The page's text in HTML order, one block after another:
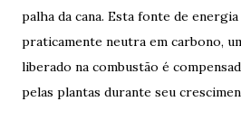
palha da cana. Esta fonte de
praticamente neutra em carbono,
liberado na combustão é
pelas plantas durante seu